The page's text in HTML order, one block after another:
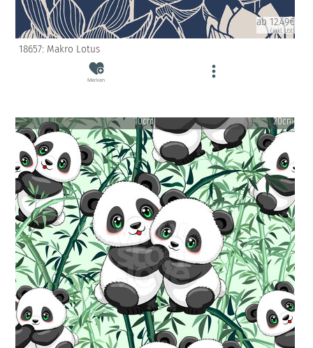
ab 12.49€
(inkl. USt)
18657: Makro Lotus
Merken
10cm 20cm